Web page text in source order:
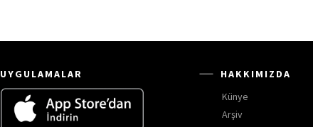
UYGULAMALAR
HAKKIMIZDA
Künye
Arşiv